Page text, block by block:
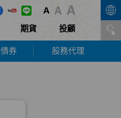
期貨 投顧
債券 股務代理